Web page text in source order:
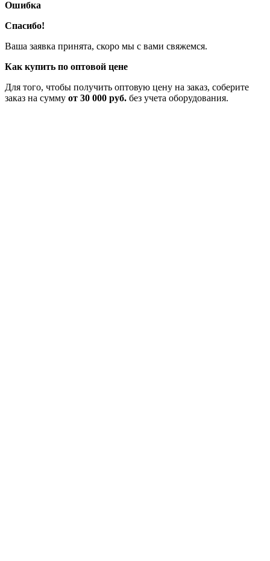
Ошибка
Спасибо!
Ваша заявка принята, скоро мы с вами свяжемся.
Как купить по оптовой цене
Для того, чтобы получить оптовую цену на заказ, соберите
заказ на сумму от 30 000 руб. без учета оборудования.